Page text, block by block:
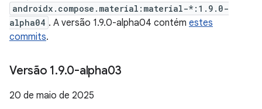
androidx.compose.material:material-*:1.9.0-
alpha04 . A versão 1.9.0-alpha04 contém estes
commits.
Versão 1.9.0-alpha03
20 de maio de 2025